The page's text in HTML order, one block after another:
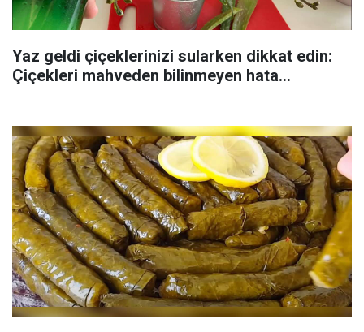
Yaz geldi çiçeklerinizi sularken dikkat edin:
Çiçekleri mahveden bilinmeyen hata...